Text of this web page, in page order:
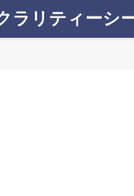
ラリティーシ